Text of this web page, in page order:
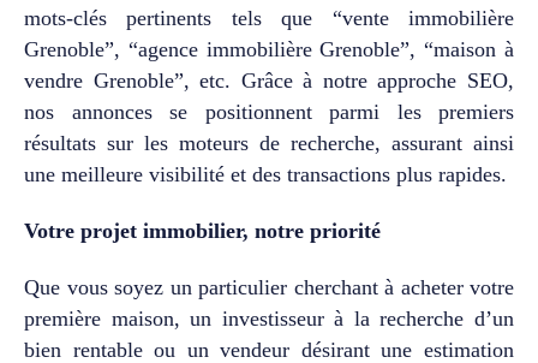
particulièrement
recherché aux portes
de la ville. De
nombreux travaux
d’amélioration
énergétique ont déjà
été réalisés
:assainissement
dimensionné pour 6
combles par
projection,installation
d’une VMC double
mots-clés pertinents tels que “vente immobilière
Grenoble”, “agence immobilière Grenoble”, “maison à
vendre Grenoble”, etc. Grâce à notre approche SEO,
nos annonces se positionnent parmi les premiers
résultats sur les moteurs de recherche, assurant ainsi
une meilleure visibilité et des transactions plus rapides.
Votre projet immobilier, notre priorité
Que vous soyez un particulier cherchant à acheter votre
première maison, un investisseur à la recherche d’un
bien rentable ou un vendeur désirant une estimation